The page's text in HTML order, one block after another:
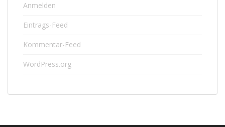
Anmelden
Eintrags-Feed
Kommentar-Feed
WordPress.org